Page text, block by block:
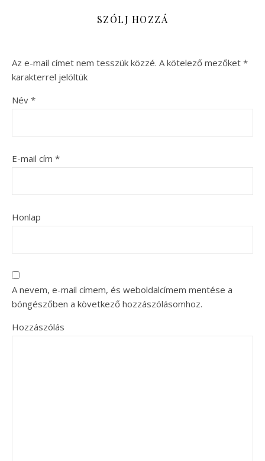
SZÓLJ HOZZÁ
Az e-mail címet nem tesszük közzé. A kötelező mezőket *
karakterrel jelöltük
Név *
E-mail cím *
Honlap
A nevem, e-mail címem, és weboldalcímem mentése a
böngészőben a következő hozzászólásomhoz.
Hozzászólás